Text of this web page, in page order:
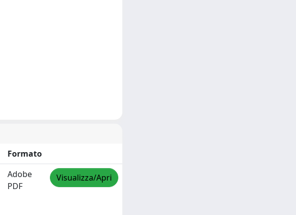
Formato
Adobe
PDF
Visualizza/Apri